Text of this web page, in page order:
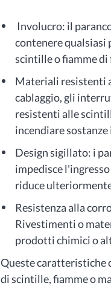
Involucro: il
contenere qualsiasi
scintille o fiamme
Materiali resistenti
cablaggio, gli
resistenti alle
incendiare
Design sigillato: i
impedisce
riduce
Resistenza alla
Rivestimenti o
prodotti chimici o
Queste caratteristiche
di scintille, fiamme o